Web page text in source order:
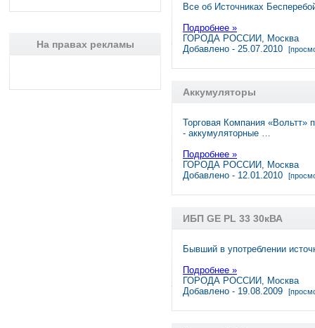
На правах рекламы
Все об Источниках
Подробнее »
ГОРОДА РОССИИ, Москва
Добавлено - 25.07.2010
Аккумуляторы
Торговая Компания «Вольтт»
- аккумуляторные …
Подробнее »
ГОРОДА РОССИИ, Москва
Добавлено - 12.01.2010
ИБП GE PL 33 30кВА
Бывший в употреблении
Подробнее »
ГОРОДА РОССИИ, Москва
Добавлено - 19.08.2009